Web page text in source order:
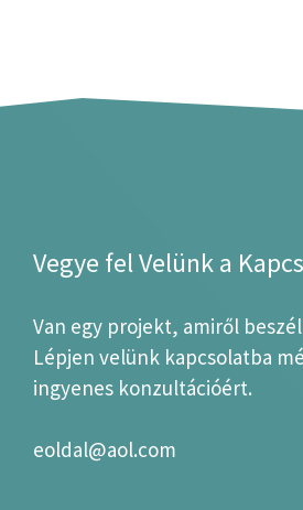
Vegye fel Velünk a
Van egy projekt, amiről
Lépjen velünk kapcsolatba
ingyenes konzultációért.
eoldal@aol.com